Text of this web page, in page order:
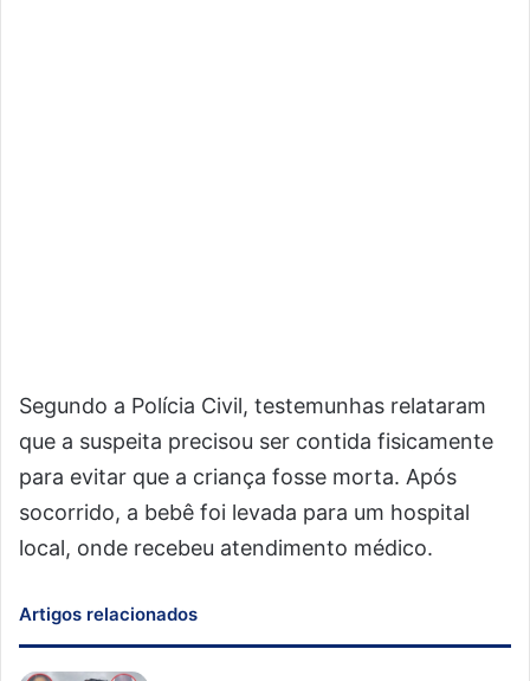
Segundo a Polícia Civil, testemunhas relataram
que a suspeita precisou ser contida fisicamente
para evitar que a criança fosse morta. Após
socorrido, a bebê foi levada para um hospital
local, onde recebeu atendimento médico.
Artigos relacionados